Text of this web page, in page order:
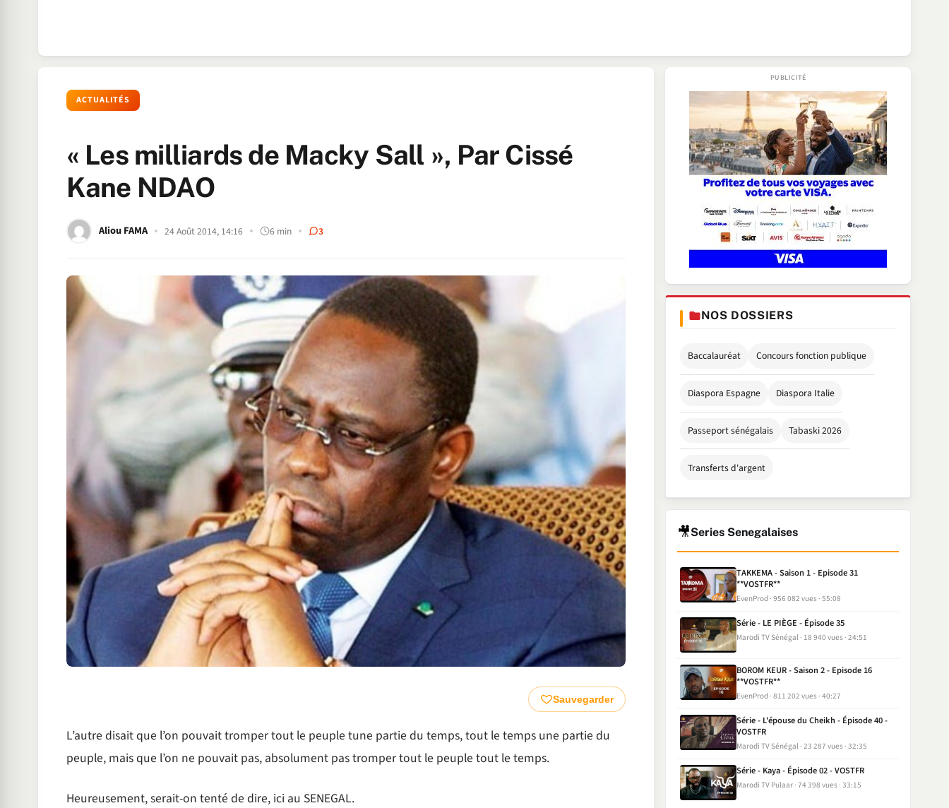
ACTUALITÉS
« Les milliards de Macky Sall », Par Cissé
Kane NDAO
Aliou FAMA 24 Août 2014, 14:16 6 min 3
Sauvegarder
L’autre disait que l’on pouvait tromper tout le peuple tune partie du temps, tout le temps une partie du
peuple, mais que l’on ne pouvait pas, absolument pas tromper tout le peuple tout le temps.
Heureusement, serait-on tenté de dire, ici au SENEGAL.
NOS DOSSIERS
Baccalauréat Concours fonction publique
Diaspora Espagne Diaspora Italie
Passeport sénégalais Tabaski 2026
Transferts d'argent
🎥Series Senegalaises
TAKKEMA - Saison 1 - Episode 31
**VOSTFR**
EvenProd 956 082 vues 55:08
Série - LE PIÈGE - Épisode 35
Marodi TV Sénégal 18 940 vues 24:51
BOROM KEUR - Saison 2 - Episode 16
**VOSTFR**
EvenProd 811 202 vues 40:27
Série - L'épouse du Cheikh - Épisode 40 -
VOSTFR
Marodi TV Sénégal 23 287 vues 32:35
Série - Kaya - Épisode 02 - VOSTFR
Marodi TV Pulaar 74 398 vues 33:15